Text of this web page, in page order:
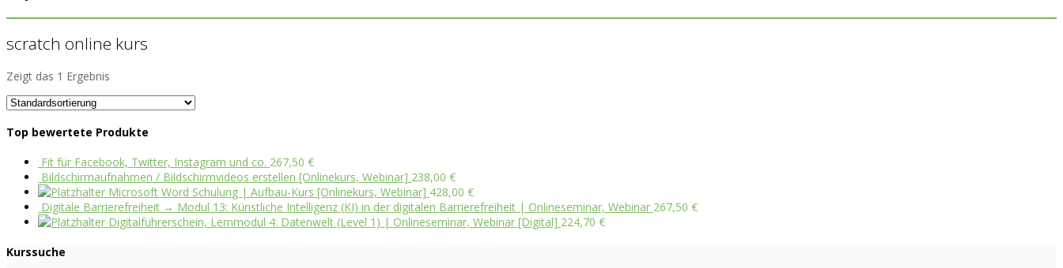
scratch online kurs
Zeigt das 1 Ergebnis
Top bewertete Produkte
Fit für Facebook, Twitter, Instagram und co. 267,50 €
Bildschirmaufnahmen / Bildschirmvideos erstellen [Onlinekurs, Webinar] 238,00 €
Microsoft Word Schulung | Aufbau-Kurs [Onlinekurs, Webinar] 428,00 €
Digitale Barrierefreiheit → Modul 13: Künstliche Intelligenz (KI) in der digitalen Barrierefreiheit | Onlineseminar, Webinar 267,50 €
Digitalführerschein, Lernmodul 4: Datenwelt (Level 1) | Onlineseminar, Webinar [Digital] 224,70 €
Kurssuche